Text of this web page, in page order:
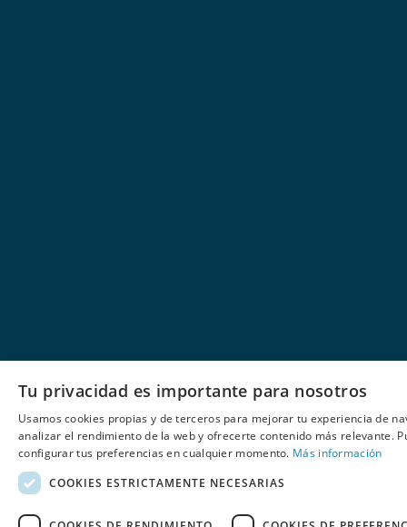
Tu privacidad es importante para nosotros
Usamos cookies propias y de terceros para mejorar tu experiencia de
analizar el rendimiento de la web y ofrecerte contenido más relevante.
configurar tus preferencias en cualquier momento. Más información
COOKIES ESTRICTAMENTE NECESARIAS